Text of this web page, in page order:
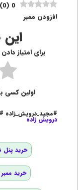
0
(
0
)
افزودن ممبر
برای امتیاز
اولین کسی
#مجید_درویش_زاده
درویش زاده
خرید پنل
خرید ممبر